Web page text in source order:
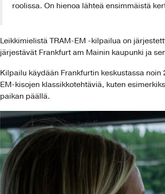
roolissa. On hienoa lähteä ensimmäistä
Leikkimielistä TRAM-EM -kilpailua on
järjestävät Frankfurt am Mainin kaupunki ja
Kilpailu käydään Frankfurtin keskustassa
EM-kisojen klassikkotehtäviä, kuten
paikan päällä.